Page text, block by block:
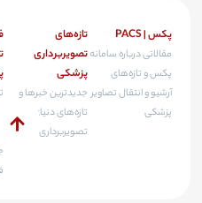
پکس | PACS
مقالاتی درباره سامانه
پکس و تازه‌های
آرشیو و انتقال تصاویر
پزشکی
تازه‌های
تصویربرداری
پزشکی
جدیدترین خبرها و
تازه‌های دنیای
تصویربرداری پزشکی